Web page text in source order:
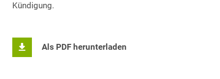
Kündigung.
Als PDF herunterladen